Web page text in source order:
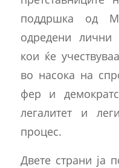
поддршка од
одредени лични
кои ќе
во насока на
фер и
легалитет и
процес.
Двете страни ја